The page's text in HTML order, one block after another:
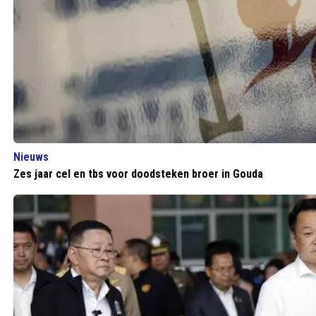
Nieuws
Zes jaar cel en tbs voor doodsteken broer in Gouda